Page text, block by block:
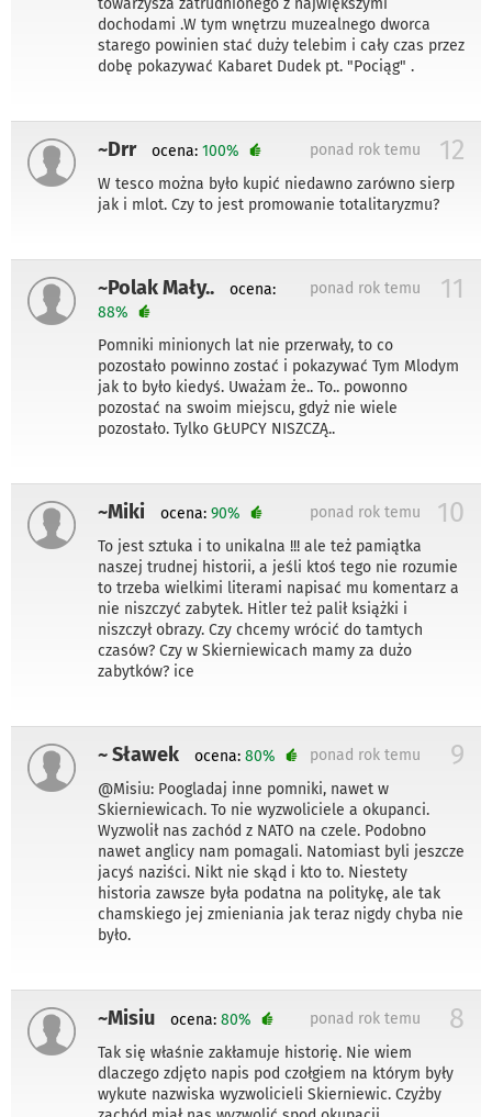
towarzysza zatrudnionego z największymi
dochodami .W tym wnętrzu muzealnego dworca
starego powinien stać duży telebim i cały czas przez
dobę pokazywać Kabaret Dudek pt. "Pociąg" .
~Drr 12
ponad rok temu
ocena: 100%
W tesco można było kupić niedawno zarówno sierp
jak i mlot. Czy to jest promowanie totalitaryzmu?
~Polak Mały.. 11
ponad rok temu
ocena:
88%
Pomniki minionych lat nie przerwały, to co
pozostało powinno zostać i pokazywać Tym Mlodym
jak to było kiedyś. Uważam że.. To.. powonno
pozostać na swoim miejscu, gdyż nie wiele
pozostało. Tylko GŁUPCY NISZCZĄ..
~Miki 10
ponad rok temu
ocena: 90%
To jest sztuka i to unikalna !!! ale też pamiątka
naszej trudnej historii, a jeśli ktoś tego nie rozumie
to trzeba wielkimi literami napisać mu komentarz a
nie niszczyć zabytek. Hitler też palił książki i
niszczył obrazy. Czy chcemy wrócić do tamtych
czasów? Czy w Skierniewicach mamy za dużo
zabytków? ice
~ Sławek 9
ponad rok temu
ocena: 80%
@Misiu: Poogladaj inne pomniki, nawet w
Skierniewicach. To nie wyzwoliciele a okupanci.
Wyzwolił nas zachód z NATO na czele. Podobno
nawet anglicy nam pomagali. Natomiast byli jeszcze
jacyś naziści. Nikt nie skąd i kto to. Niestety
historia zawsze była podatna na politykę, ale tak
chamskiego jej zmieniania jak teraz nigdy chyba nie
było.
~Misiu 8
ponad rok temu
ocena: 80%
Tak się właśnie zakłamuje historię. Nie wiem
dlaczego zdjęto napis pod czołgiem na którym były
wykute nazwiska wyzwolicieli Skierniewic. Czyżby